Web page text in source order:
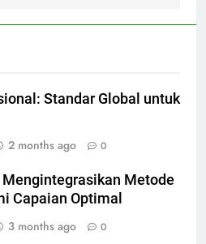
Standar Global untuk
2 months ago 0
Mengintegrasikan Metode
Capaian Optimal
3 months ago 0